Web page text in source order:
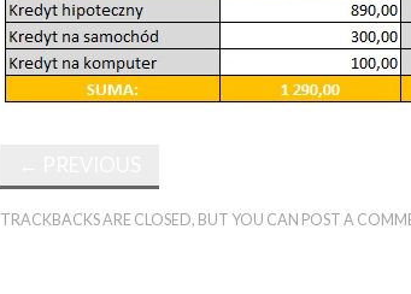
TRACKBACKS ARE CLOSED, BUT YOU CAN POST A